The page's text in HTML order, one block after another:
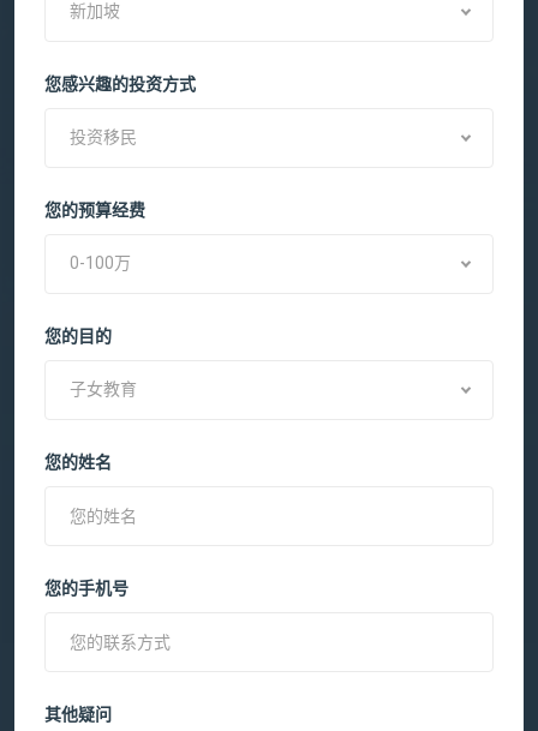
新加坡
您感兴趣的投资方式
投资移民
您的预算经费
0-100万
您的目的
子女教育
您的姓名
您的手机号
其他疑问